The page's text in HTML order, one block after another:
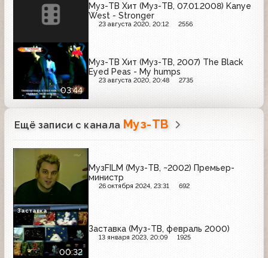
Муз-ТВ Хит (Муз-ТВ, 07.01.2008) Kanye
West - Stronger
23 августа 2020, 20:12 2556
03:44
Муз-ТВ Хит (Муз-ТВ, 2007) The Black
Eyed Peas - My humps
23 августа 2020, 20:48 2735
Ещё записи с канала Муз-ТВ
МузFILM (Муз-ТВ, ~2002) Премьер-
министр
26 октября 2024, 23:31 692
00:32
Заставка (Муз-ТВ, февраль 2000)
13 января 2023, 20:09 1925
Заставка